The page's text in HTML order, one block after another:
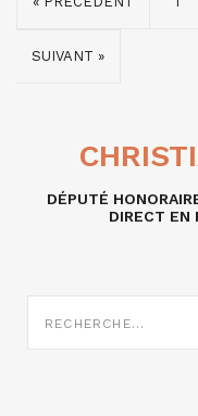
SUIVANT »
DÉPUTÉ
DIRECT EN
SUR